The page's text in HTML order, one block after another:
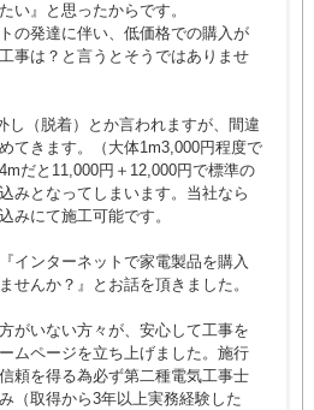
い』と思ったからです。
の発達に伴い、低価格での購入が
事は？と言うとそうではありませ
し（脱着）とか言われますが、間違
てきます。（大体1m3,000円程度で
だと11,000円＋12,000円で標準の
みとなってしまいます。当社なら
みにて施工可能です。
インターネットで家電製品を購入
せんか？』とお話を頂きました。
がいない方々が、安心して工事を
ムページを立ち上げました。施行
頼を得る為必ず第二種電気工事士
（取得から3年以上実務経験した